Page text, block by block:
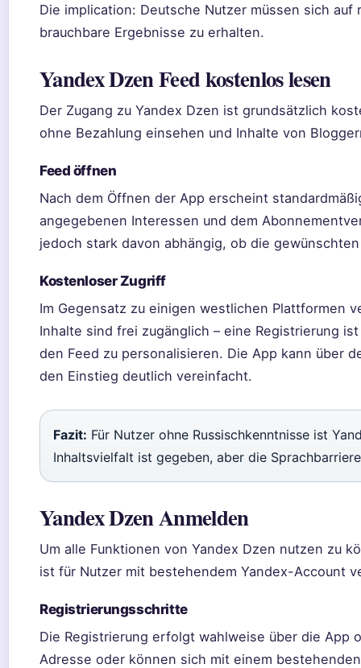
Die implication: Deutsche Nutzer müssen sich
brauchbare Ergebnisse zu erhalten.
Yandex Dzen Feed kostenlos lesen
Der Zugang zu Yandex Dzen ist grundsätzlich
ohne Bezahlung einsehen und Inhalte von
Feed öffnen
Nach dem Öffnen der App erscheint
angegebenen Interessen und dem
jedoch stark davon abhängig, ob die
Kostenloser Zugriff
Im Gegensatz zu einigen westlichen Plattformen
Inhalte sind frei zugänglich – eine Registrierung
den Feed zu personalisieren. Die App kann über
den Einstieg deutlich vereinfacht.
Fazit: Für Nutzer ohne Russischkenntnisse ist
Inhaltsvielfalt ist gegeben, aber die
Yandex Dzen Anmelden
Um alle Funktionen von Yandex Dzen nutzen zu
ist für Nutzer mit bestehendem Yandex-Account
Registrierungsschritte
Die Registrierung erfolgt wahlweise über die
Adresse oder können sich mit einem